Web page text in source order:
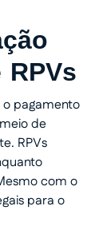
pagamento
de
RPVs
com o
para o